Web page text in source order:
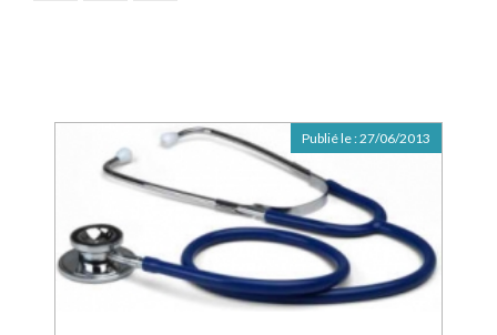
Publié le :27/06/2013